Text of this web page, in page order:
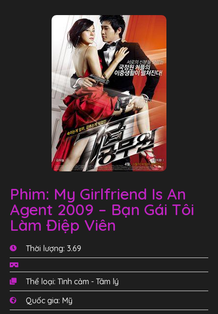
Phim: My Girlfriend Is An
Agent 2009 – Bạn Gái Tôi
Làm Điệp Viên
Thời lượng: 3.69
Thể loại: Tình cảm - Tâm lý
Quốc gia: Mỹ